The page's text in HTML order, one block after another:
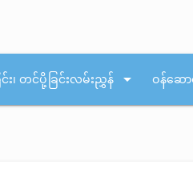
း၊ တင်ပို့ခြင်းလမ်းညွှန် arrow_drop_down ဝန်ဆေ